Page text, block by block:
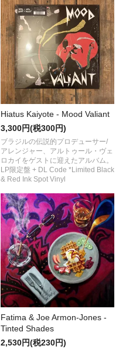
Hiatus Kaiyote - Mood Valiant
3,300円(税300円)
ブラジルの伝説的プロデューサー/
アレンジャー、アルトゥール・ヴェ
ロカイをゲストに迎えたアルバム。
LP限定盤 + DL Code *Limited Black
& Red Ink Spot Vinyl
Fatima & Joe Armon-Jones -
Tinted Shades
2,530円(税230円)